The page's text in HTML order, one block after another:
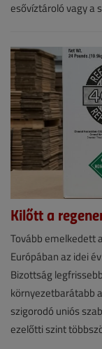
esővíztároló vagy a
Kilőtt a
Hírek
2026.
július
2.
|
Tovább emelkedett
Európában az idei
Bizottság
környezetbarátabb
szigorodó uniós
ezelőtti szint